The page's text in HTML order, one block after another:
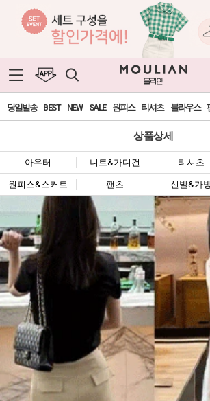
당일발송 BEST NEW SALE 원피스 티셔츠 블라우스
상품상세
아우터 니트&가디건 티셔츠
원피스&스커트 팬츠 신발&가